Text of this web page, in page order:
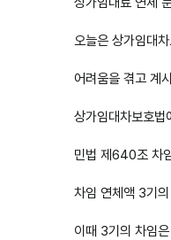
오늘은 상가임대
어려움을 겪고 계
상가임대차보호
민법 제640조 차
차임 연체액 3기
이때 3기의 차임